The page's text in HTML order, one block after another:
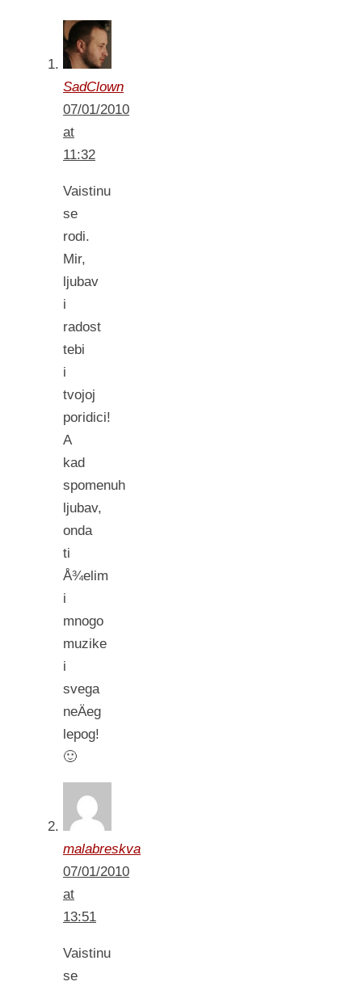
SadClown
07/01/2010
at
11:32
Vaistinu
se
rodi.
Mir,
ljubav
i
radost
tebi
i
tvojoj
poridici!
A
kad
spomenuh
ljubav,
onda
ti
Å¾elim
i
mnogo
muzike
i
svega
neÄeg
lepog!
🙂
malabreskva
07/01/2010
at
13:51
Vaistinu
se